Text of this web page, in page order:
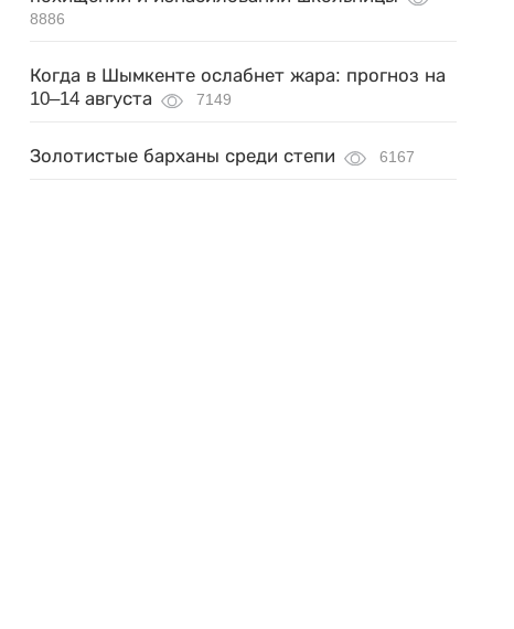
8886
Когда в Шымкенте ослабнет жара: прогноз на
10–14 августа
7149
Золотистые барханы среди степи 6167